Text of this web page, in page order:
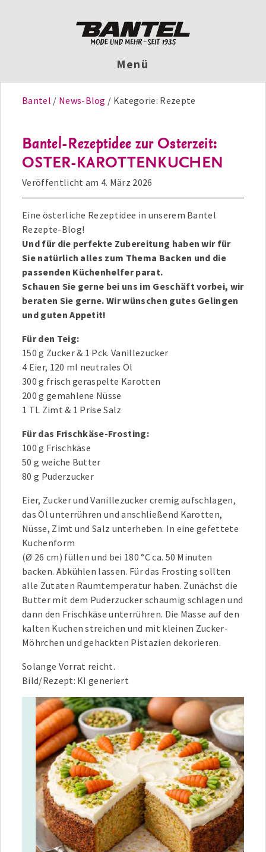
Menü
Bantel News-Blog Kategorie: Rezepte
Bantel-Rezeptidee zur Osterzeit:
OSTER-KAROTTENKUCHEN
Veröffentlicht am 4. März 2026
Eine österliche Rezeptidee in unserem Bantel
Rezepte-Blog!
Und für die perfekte Zubereitung haben wir für
Sie natürlich alles zum Thema Backen und die
passenden Küchenhelfer parat.
Schauen Sie gerne bei uns im Geschäft vorbei, wir
beraten Sie gerne. Wir wünschen gutes Gelingen
und guten Appetit!
Für den Teig:
150 g Zucker & 1 Pck. Vanillezucker
4 Eier, 120 ml neutrales Öl
300 g frisch geraspelte Karotten
200 g gemahlene Nüsse
1 TL Zimt & 1 Prise Salz
Für das Frischkäse-Frosting:
100 g Frischkäse
50 g weiche Butter
80 g Puderzucker
Eier, Zucker und Vanillezucker cremig aufschlagen,
das Öl unterrühren und anschließend Karotten,
Nüsse, Zimt und Salz unterheben. In eine gefettete
Kuchenform
(Ø 26 cm) füllen und bei 180 °C ca. 50 Minuten
backen. Abkühlen lassen. Für das Frosting sollten
alle Zutaten Raumtemperatur haben. Zunächst die
Butter mit dem Puderzucker schaumig schlagen und
dann den Frischkäse unterrühren. Die Masse auf den
kalten Kuchen streichen und mit kleinen Zucker-
Möhrchen und gehackten Pistazien dekorieren.
Solange Vorrat reicht.
Bild/Rezept: KI generiert